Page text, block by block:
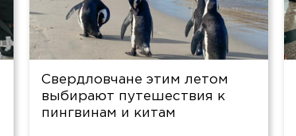
Свердловчане этим летом
выбирают путешествия к
пингвинам и китам